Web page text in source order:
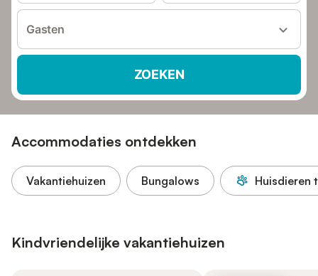
Gasten
ZOEKEN
Accommodaties ontdekken
Vakantiehuizen Bungalows Huisdieren
Kindvriendelijke vakantiehuizen